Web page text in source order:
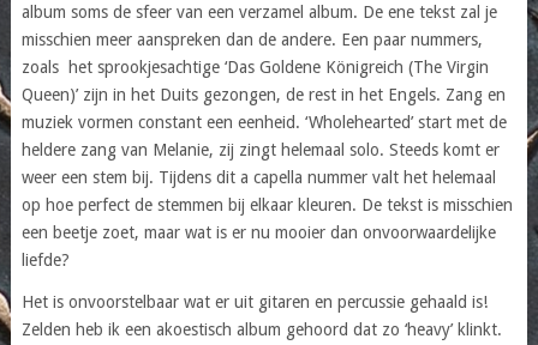
album soms de sfeer van een verzamel album. De ene tekst zal je
misschien meer aanspreken dan de andere. Een paar nummers,
zoals het sprookjesachtige ‘Das Goldene Königreich (The Virgin
Queen)’ zijn in het Duits gezongen, de rest in het Engels. Zang en
muziek vormen constant een eenheid. ‘Wholehearted’ start met de
heldere zang van Melanie, zij zingt helemaal solo. Steeds komt er
weer een stem bij. Tijdens dit a capella nummer valt het helemaal
op hoe perfect de stemmen bij elkaar kleuren. De tekst is misschien
een beetje zoet, maar wat is er nu mooier dan onvoorwaardelijke
liefde?
Het is onvoorstelbaar wat er uit gitaren en percussie gehaald is!
Zelden heb ik een akoestisch album gehoord dat zo ‘heavy’ klinkt.